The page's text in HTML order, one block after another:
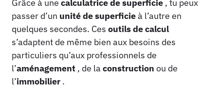
Grâce à une calculatrice de superficie , tu peux
passer d’un unité de superficieà l’autre en
quelques secondes. Ces outils de calcul
s’adaptent de même bien aux besoins des
particuliers qu’aux professionnels de
l’aménagement , de la construction ou de
l’immobilier .